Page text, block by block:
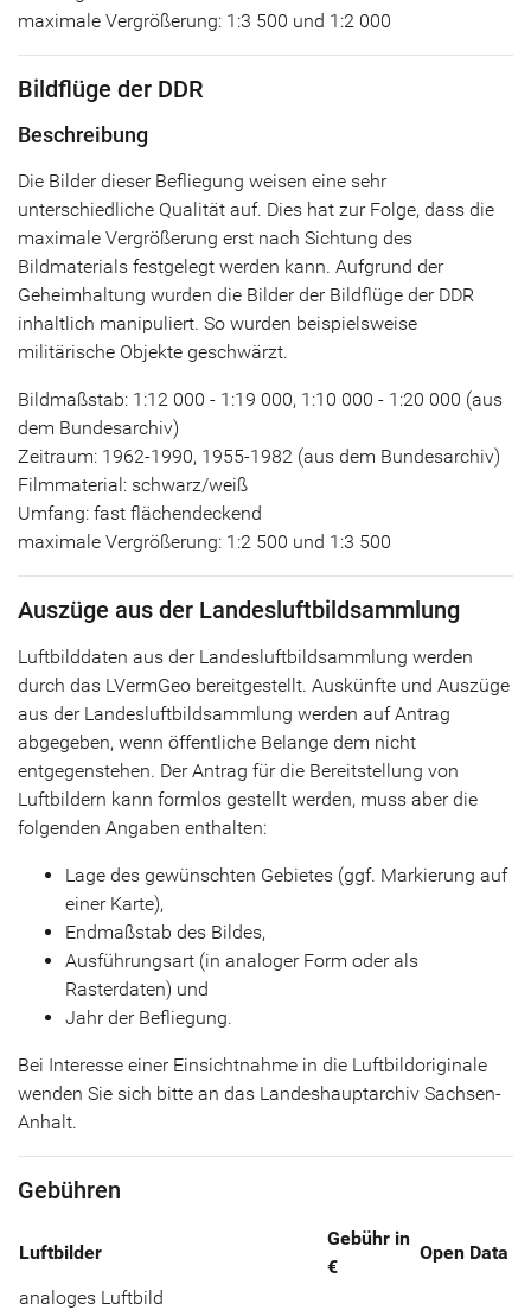
maximale Vergrößerung: 1:3 500 und 1:2 000
Bildflüge der DDR
Beschreibung
Die Bilder dieser Befliegung weisen eine sehr
unterschiedliche Qualität auf. Dies hat zur Folge, dass die
maximale Vergrößerung erst nach Sichtung des
Bildmaterials festgelegt werden kann. Aufgrund der
Geheimhaltung wurden die Bilder der Bildflüge der DDR
inhaltlich manipuliert. So wurden beispielsweise
militärische Objekte geschwärzt.
Bildmaßstab: 1:12 000 - 1:19 000, 1:10 000 - 1:20 000 (aus
dem Bundesarchiv)
Zeitraum: 1962-1990, 1955-1982 (aus dem Bundesarchiv)
Filmmaterial: schwarz/weiß
Umfang: fast flächendeckend
maximale Vergrößerung: 1:2 500 und 1:3 500
Auszüge aus der Landesluftbildsammlung
Luftbilddaten aus der Landesluftbildsammlung werden
durch das LVermGeo bereitgestellt. Auskünfte und Auszüge
aus der Landesluftbildsammlung werden auf Antrag
abgegeben, wenn öffentliche Belange dem nicht
entgegenstehen. Der Antrag für die Bereitstellung von
Luftbildern kann formlos gestellt werden, muss aber die
folgenden Angaben enthalten:
Lage des gewünschten Gebietes (ggf. Markierung auf
einer Karte),
Endmaßstab des Bildes,
Ausführungsart (in analoger Form oder als
Rasterdaten) und
Jahr der Befliegung.
Bei Interesse einer Einsichtnahme in die Luftbildoriginale
wenden Sie sich bitte an das Landeshauptarchiv Sachsen-
Anhalt.
Gebühren
Luftbilder
Gebühr in
€
Open Data
analoges Luftbild